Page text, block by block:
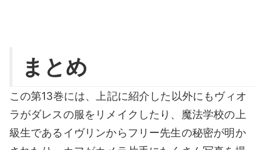
まとめ
この第13巻には、上記に紹介した以外にもヴィオ
ラがダレスの服をリメイクしたり、魔法学校の上
級生であるイヴリンからフリー先生の秘密が明か